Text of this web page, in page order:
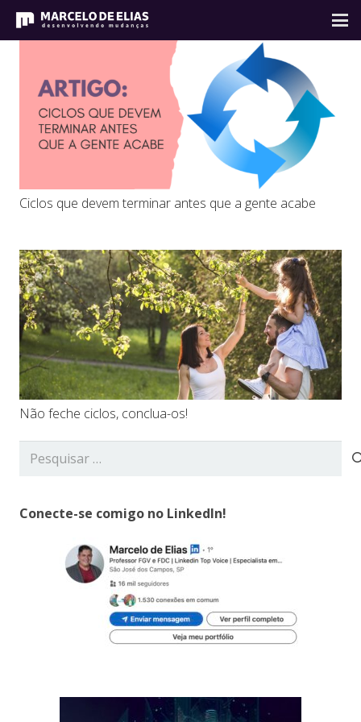
Ciclos que devem terminar antes que a gente acabe
Não feche ciclos, conclua-os!
Pesquisar
Conecte-se comigo no LinkedIn!